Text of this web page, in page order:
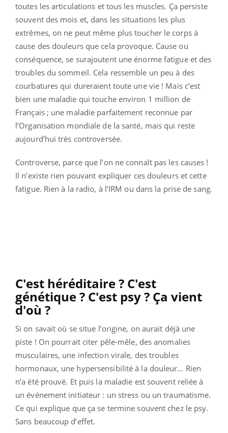
toutes les articulations et tous les muscles. Ça persiste
souvent des mois et, dans les situations les plus
extrêmes, on ne peut même plus toucher le corps à
cause des douleurs que cela provoque. Cause ou
conséquence, se surajoutent une énorme fatigue et des
troubles du sommeil. Cela ressemble un peu à des
courbatures qui dureraient toute une vie ! Mais c’est
bien une maladie qui touche environ 1 million de
Français ; une maladie parfaitement reconnue par
l’Organisation mondiale de la santé, mais qui reste
aujourd’hui très controversée.
Controverse, parce que l’on ne connaît pas les causes !
Il n’existe rien pouvant expliquer ces douleurs et cette
fatigue. Rien à la radio, à l’IRM ou dans la prise de sang.
C'est héréditaire ? C'est
génétique ? C'est psy ? Ça vient
d'où ?
Si on savait où se situe l’origine, on aurait déjà une
piste ! On pourrait citer pêle-mêle, des anomalies
musculaires, une infection virale, des troubles
hormonaux, une hypersensibilité à la douleur… Rien
n’a été prouvé. Et puis la maladie est souvent reliée à
un événement initiateur : un stress ou un traumatisme.
Ce qui explique que ça se termine souvent chez le psy.
Sans beaucoup d’effet.